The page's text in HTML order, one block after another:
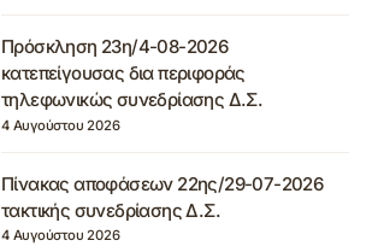
Πρόσκληση 23η/4-08-2026
κατεπείγουσας δια περιφοράς
τηλεφωνικώς συνεδρίασης Δ.Σ.
4 Αυγούστου 2026
Πίνακας αποφάσεων 22ης/29-07-2026
τακτικής συνεδρίασης Δ.Σ.
4 Αυγούστου 2026